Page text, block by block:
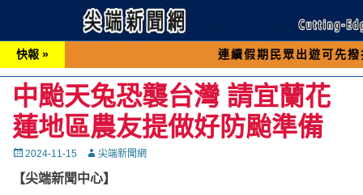
快報 » 連續假期民眾出遊可先撥打交通 「
中颱天兔恐襲台灣 請宜蘭花
蓮地區農友提做好防颱準備
Posted
2024-11-15 Autor尖端新聞網
【尖端新聞中心】